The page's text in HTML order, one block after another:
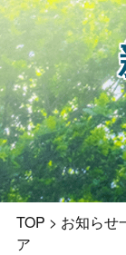
TOP > お知らせ
ア